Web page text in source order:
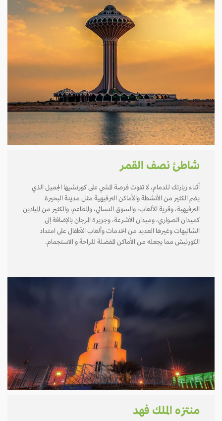
شاطئ نصف القمر
أثناء زيارتك للدمام، لا تفوت فرصة المشي على كورنشيها الجميل الذي
يضم الكثير من الأنشطة والأماكن الترفيهية مثل مدينة البحيرة
الترفيهية، وقرية الألعاب، والسوق النسائي، والمطاعم، والكثير من الميادين
كميدان الصواري، وميدان الأشرعة، وجزيرة المرجان بالإضافة إلى
الشاليهات وغيرها العديد من الخدمات وألعاب الأطفال على امتداد
الكورنيش مما يجعله من الأماكن المفضلة للراحة و الاستجمام.
منتزه الملك فهد